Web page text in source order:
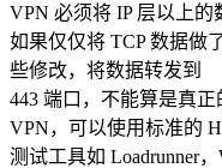
VPN 必须将 IP 层以上的
如果仅仅将 TCP 数据做
些修改，将数据转发到
443 端口，不能算是真正
VPN，可以使用标准的
测试工具如 Loadrunner